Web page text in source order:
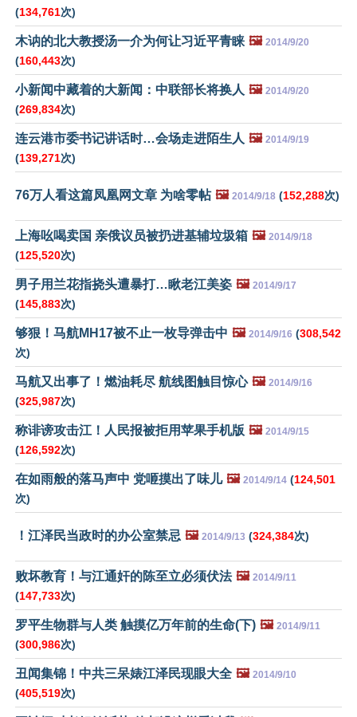
(134,761次)
木讷的北大教授汤一介为何让习近平青睐 🖼️ 2014/9/20
(160,443次)
小新闻中藏着的大新闻：中联部长将换人 🖼️ 2014/9/20
(269,834次)
连云港市委书记讲话时…会场走进陌生人 🖼️ 2014/9/19
(139,271次)
76万人看这篇凤凰网文章 为啥零帖 🖼️ 2014/9/18 (152,288次)
上海吆喝卖国 亲俄议员被扔进基辅垃圾箱 🖼️ 2014/9/18
(125,520次)
男子用兰花指挠头遭暴打…瞅老江美姿 🖼️ 2014/9/17
(145,883次)
够狠！马航MH17被不止一枚导弹击中 🖼️ 2014/9/16 (308,542
次)
马航又出事了！燃油耗尽 航线图触目惊心 🖼️ 2014/9/16
(325,987次)
称诽谤攻击江！人民报被拒用苹果手机版 🖼️ 2014/9/15
(126,592次)
在如雨般的落马声中 党咂摸出了味儿 🖼️ 2014/9/14 (124,501
次)
！江泽民当政时的办公室禁忌 🖼️ 2014/9/13 (324,384次)
败坏教育！与江通奸的陈至立必须伏法 🖼️ 2014/9/11
(147,733次)
罗平生物群与人类 触摸亿万年前的生命(下) 🖼️ 2014/9/11
(300,986次)
丑闻集锦！中共三呆婊江泽民现眼大全 🖼️ 2014/9/10
(405,519次)